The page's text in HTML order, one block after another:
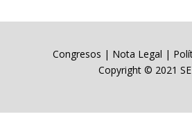
Congresos | Nota Legal |
Copyright © 2021